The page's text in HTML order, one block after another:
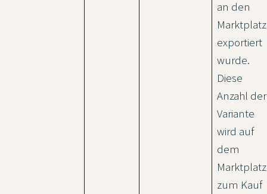
an den
Marktplatz
exportiert
wurde.
Diese
Anzahl der
Variante
wird auf
dem
Marktplatz
zum Kauf